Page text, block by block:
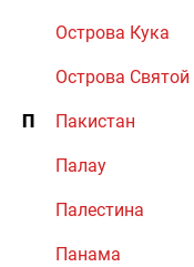
Острова Кука
Острова
П Пакистан
Палау
Палестина
Панама